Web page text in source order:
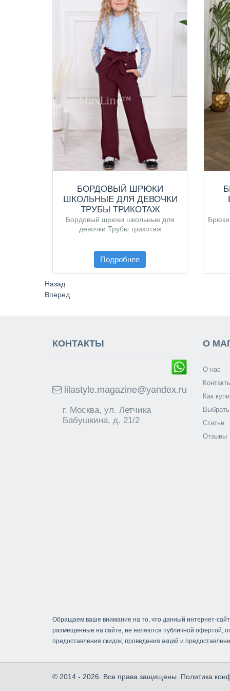
БОРДОВЫЙ ШРЮКИ
ШКОЛЬНЫЕ ДЛЯ ДЕВОЧКИ
ТРУБЫ ТРИКОТАЖ
Бордовый шрюки школьные для
девочки Трубы трикотаж
Подробнее
Назад
Вперед
КОНТАКТЫ
lilastyle.magazine@yandex.ru
г. Москва, ул. Летчика
Бабушкина, д. 21/2
О
О нас
Как
Статьи
Отзывы
Обращаем ваше внимание на то, что данный интернет-
размещенные на сайте, не являются публичной офертой,
предоставления скидок, проведения акций и
© 2014 - 2026. Все права защищены. Политика